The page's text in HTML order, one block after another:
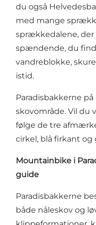
du også
med mange
sprækkedalene,
spændende, du
vandreblokke,
istid.
Paradisbakkerne
skovområde. Vil du
følge de tre
cirkel, blå firkant og
Mountainbike i
guide
Paradisbakkerne
både nåleskov og